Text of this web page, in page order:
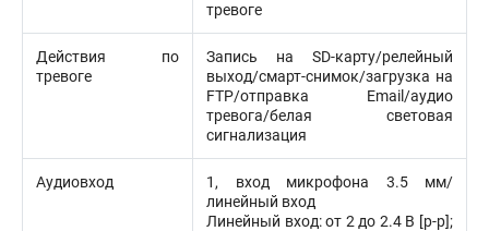
тревоге
Действия по
тревоге
Запись на SD-карту/релейный
выход/смарт-снимок/загрузка на
FTP/отправка Email/аудио
тревога/белая световая
сигнализация
Аудиовход
1, вход микрофона 3.5 мм/
линейный вход
Линейный вход: от 2 до 2.4 В [p-p];